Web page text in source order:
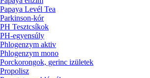
Papaya Levél Tea
Parkinson-kór
PH Tesztcsíkok
PH-egyensúly
Phlogenzym aktiv
Phlogenzym mono
Porckorongok, gerinc izületek
Propolisz